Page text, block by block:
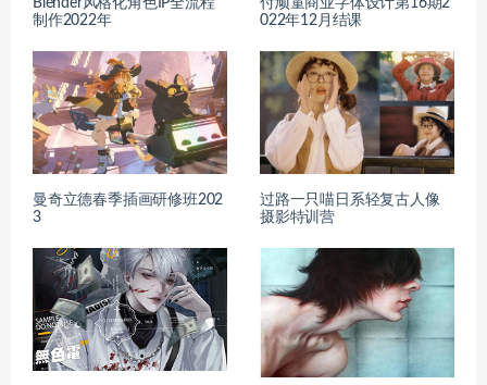
制作2022年
022年12月结课
曼奇立德春季插画研修班202
3
过路一只喵日系轻复古人像
摄影特训营